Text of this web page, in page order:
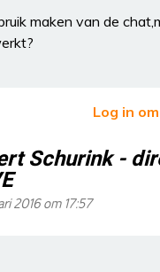
maken van de
Log in
Schurink -
2016 om 17:57